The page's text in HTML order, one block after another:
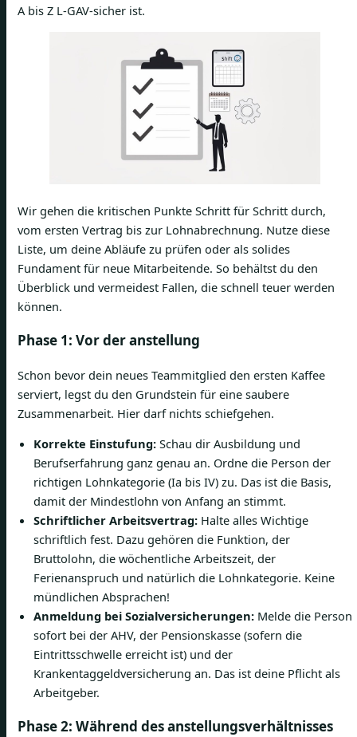
A bis Z L-GAV-sicher ist.
Wir gehen die kritischen Punkte Schritt für Schritt durch,
vom ersten Vertrag bis zur Lohnabrechnung. Nutze diese
Liste, um deine Abläufe zu prüfen oder als solides
Fundament für neue Mitarbeitende. So behältst du den
Überblick und vermeidest Fallen, die schnell teuer werden
können.
Phase 1: Vor der anstellung
Schon bevor dein neues Teammitglied den ersten Kaffee
serviert, legst du den Grundstein für eine saubere
Zusammenarbeit. Hier darf nichts schiefgehen.
Korrekte Einstufung: Schau dir Ausbildung und
Berufserfahrung ganz genau an. Ordne die Person der
richtigen Lohnkategorie (Ia bis IV) zu. Das ist die Basis,
damit der Mindestlohn von Anfang an stimmt.
Schriftlicher Arbeitsvertrag: Halte alles Wichtige
schriftlich fest. Dazu gehören die Funktion, der
Bruttolohn, die wöchentliche Arbeitszeit, der
Ferienanspruch und natürlich die Lohnkategorie. Keine
mündlichen Absprachen!
Anmeldung bei Sozialversicherungen: Melde die Person
sofort bei der AHV, der Pensionskasse (sofern die
Eintrittsschwelle erreicht ist) und der
Krankentaggeldversicherung an. Das ist deine Pflicht als
Arbeitgeber.
Phase 2: Während des anstellungsverhältnisses